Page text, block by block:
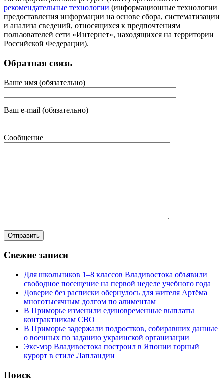
рекомендательные технологии (информационные технологии
предоставления информации на основе сбора, систематизации
и анализа сведений, относящихся к предпочтениям
пользователей сети «Интернет», находящихся на территории
Российской Федерации).
Обратная связь
Ваше имя (обязательно)
Ваш e-mail (обязательно)
Сообщение
Свежие записи
Для школьников 1–8 классов Владивостока объявили
свободное посещение на первой неделе учебного года
Доверие без расписки обернулось для жителя Артёма
многотысячным долгом по алиментам
В Приморье изменили единовременные выплаты
контрактникам СВО
В Приморье задержали подростков, собиравших данные
о военных по заданию украинской организации
Экс-мэр Владивостока построил в Японии горный
курорт в стиле Лапландии
Поиск